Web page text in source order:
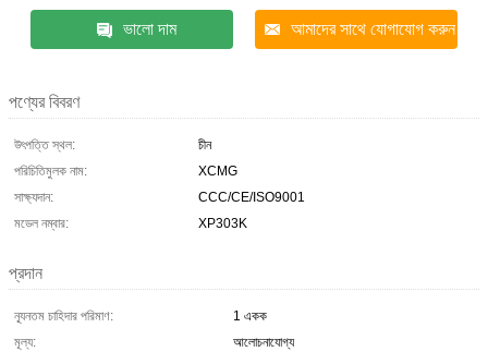
ভালো দাম আমাদের সাথে যোগাযোগ করুন
পণ্যের বিবরণ
উৎপত্তি স্থল:
চীন
পরিচিতিমুলক নাম:
XCMG
সাক্ষ্যদান:
CCC/CE/ISO9001
মডেল নম্বার:
XP303K
প্রদান
ন্যূনতম চাহিদার পরিমাণ:
1 একক
মূল্য:
আলোচনাযোগ্য